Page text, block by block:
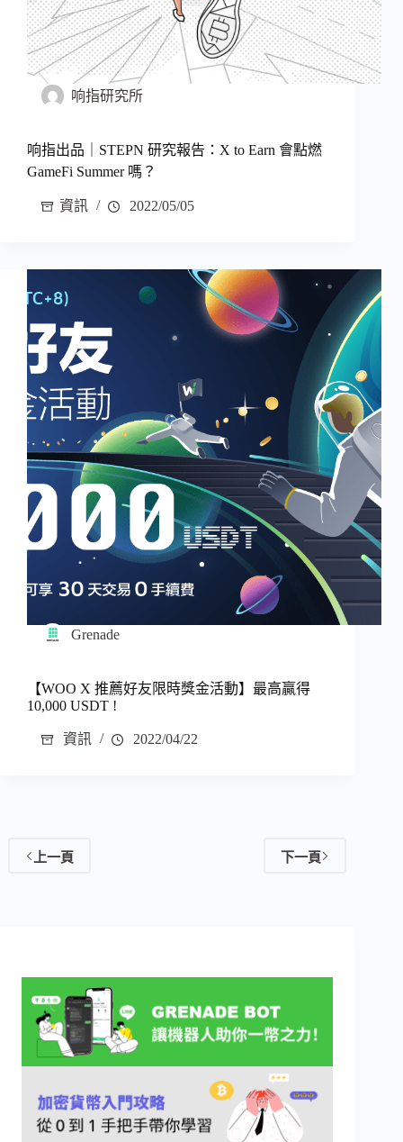
响指研究所
响指出品｜STEPN 研究報告：X to Earn 會點燃
GameFi Summer 嗎？
資訊 2022/05/05
Grenade
【WOO X 推薦好友限時獎金活動】最高贏得
10,000 USDT !
資訊 2022/04/22
上一頁 下一頁